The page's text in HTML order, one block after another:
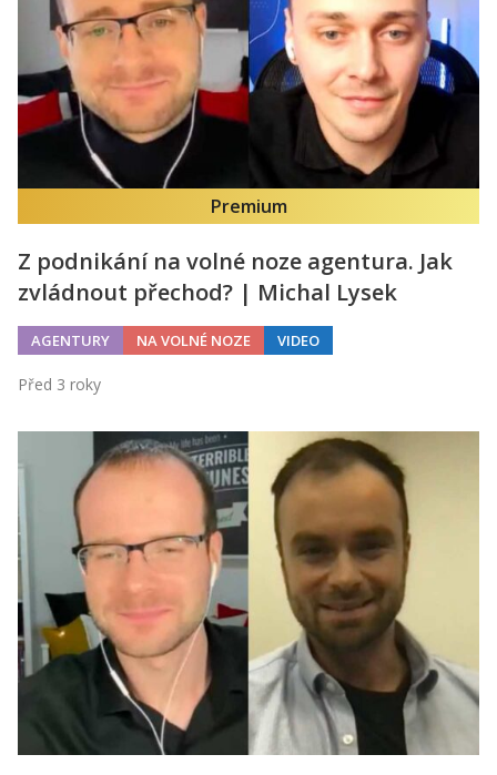
Premium
Z podnikání na volné noze agentura. Jak
zvládnout přechod? | Michal Lysek
AGENTURY NA VOLNÉ NOZE VIDEO
Před 3 roky